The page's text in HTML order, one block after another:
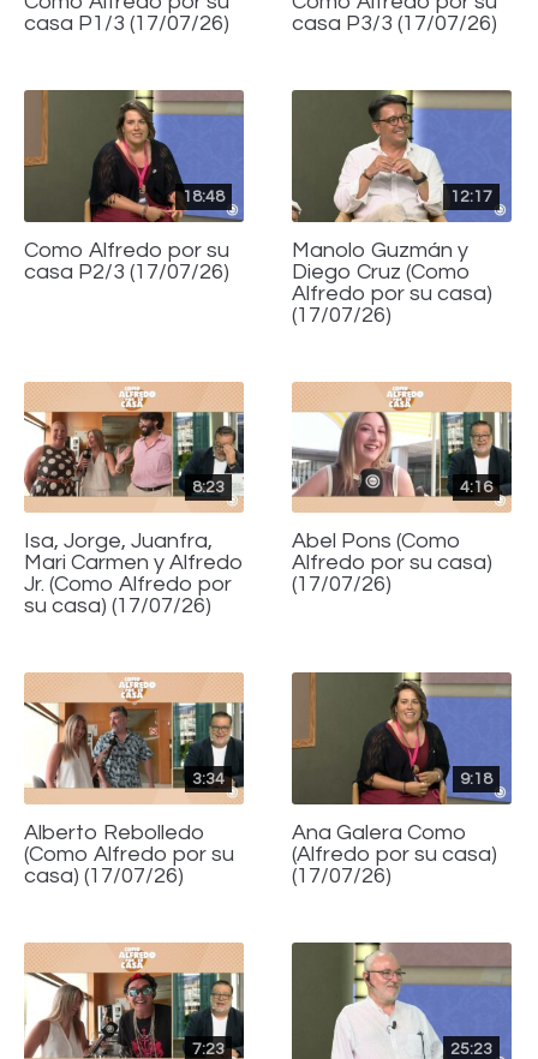
casa P1/3 (17/07/26)
casa P3/3 (17/07/26)
18:48
Como Alfredo por su
casa P2/3 (17/07/26)
12:17
Manolo Guzmán y
Diego Cruz (Como
Alfredo por su casa)
(17/07/26)
8:23
Isa, Jorge, Juanfra,
Mari Carmen y Alfredo
Jr. (Como Alfredo por
su casa) (17/07/26)
4:16
Abel Pons (Como
Alfredo por su casa)
(17/07/26)
3:34
Alberto Rebolledo
(Como Alfredo por su
casa) (17/07/26)
9:18
Ana Galera Como
(Alfredo por su casa)
(17/07/26)
7:23 25:23